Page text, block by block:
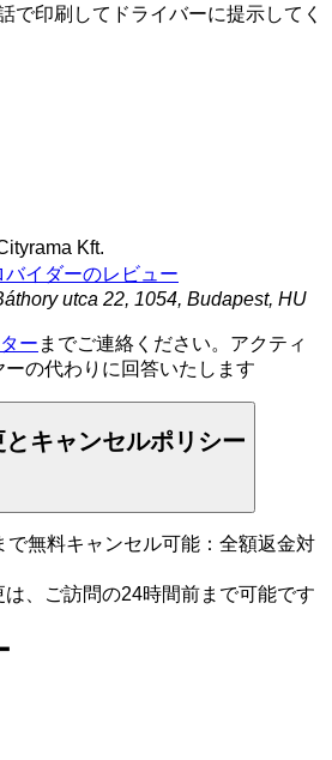
で印刷してドライバーに提示してく
Kft.
バイダーのレビュー
utca 22, 1054, Budapest, HU
ー までご連絡ください。アクティ
ーの代わりに回答いたします
キャンセルポリシー
で無料キャンセル可能：全額返金対
は、ご訪問の24時間前まで可能です